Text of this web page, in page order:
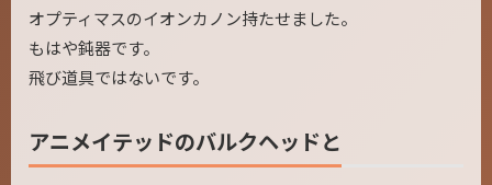
オプティマスのイオンカノン持たせました。
もはや鈍器です。
飛び道具ではないです。
アニメイテッドのバルクヘッドと